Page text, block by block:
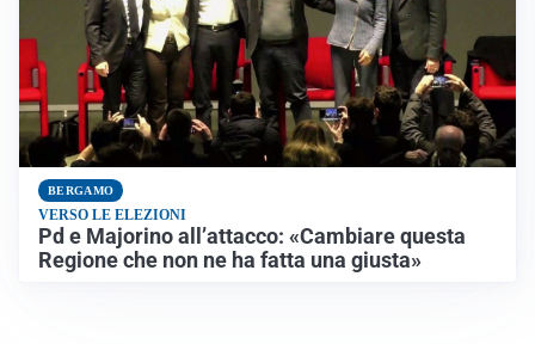
BERGAMO
VERSO LE ELEZIONI
Pd e Majorino all’attacco: «Cambiare questa
Regione che non ne ha fatta una giusta»